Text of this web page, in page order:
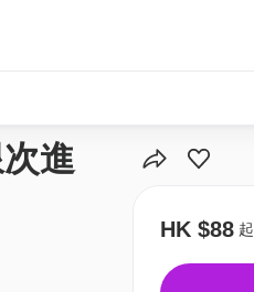
進
HK $88 起